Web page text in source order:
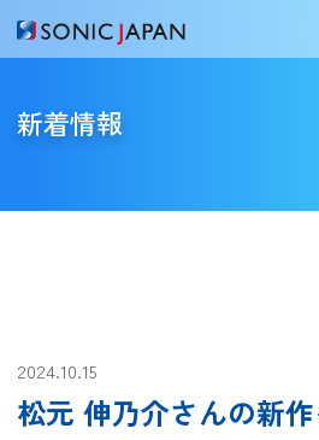
新着情報
2024.10.15
松元 伸乃介さんの新